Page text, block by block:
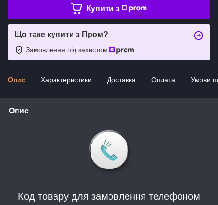
Купити з
Що таке купити з Пром?
Замовлення під захистом
Опис Характеристики Доставка Оплата Умови
Опис
Код товару для замовлення телефоном